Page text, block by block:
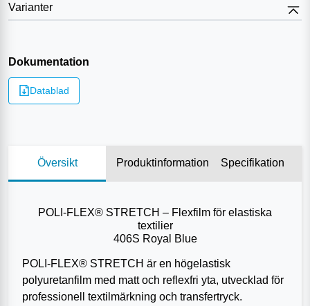
Varianter
Dokumentation
Datablad
Översikt Produktinformation Specifikation
POLI-FLEX® STRETCH – Flexfilm för elastiska
textilier
406S Royal Blue
POLI-FLEX® STRETCH är en högelastisk
polyuretanfilm med matt och reflexfri yta, utvecklad för
professionell textilmärkning och transfertryck.